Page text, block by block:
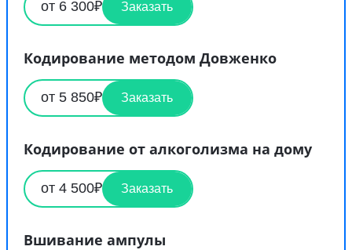
от 6 300₽ Заказать
Кодирование методом Довженко
от 5 850₽ Заказать
Кодирование от алкоголизма на дому
от 4 500₽ Заказать
Вшивание ампулы